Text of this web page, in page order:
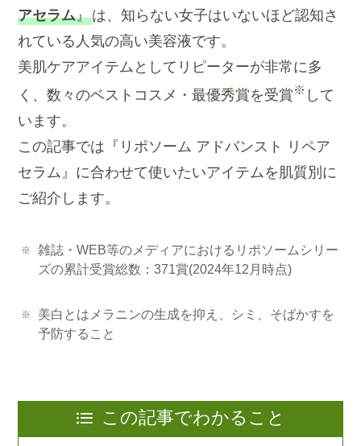
アセラム』は、知らない女子はいないほど認知さ
れている人気の高い美容液です。
美肌ケアアイテムとしてリピーターが非常に多
く、数々のベストコスメ・最優秀賞を受賞※ して
います。
この記事では『リポソーム アドバンスト リペア
セラム』に合わせて使いたいアイテムを肌質別に
ご紹介します。
雑誌・WEB等のメディアにおけるリポソームシリー
ズの累計受賞総数：371賞(2024年12月時点)
美白とはメラニンの生成を抑え、シミ、そばかすを
予防すること
この記事でわかること